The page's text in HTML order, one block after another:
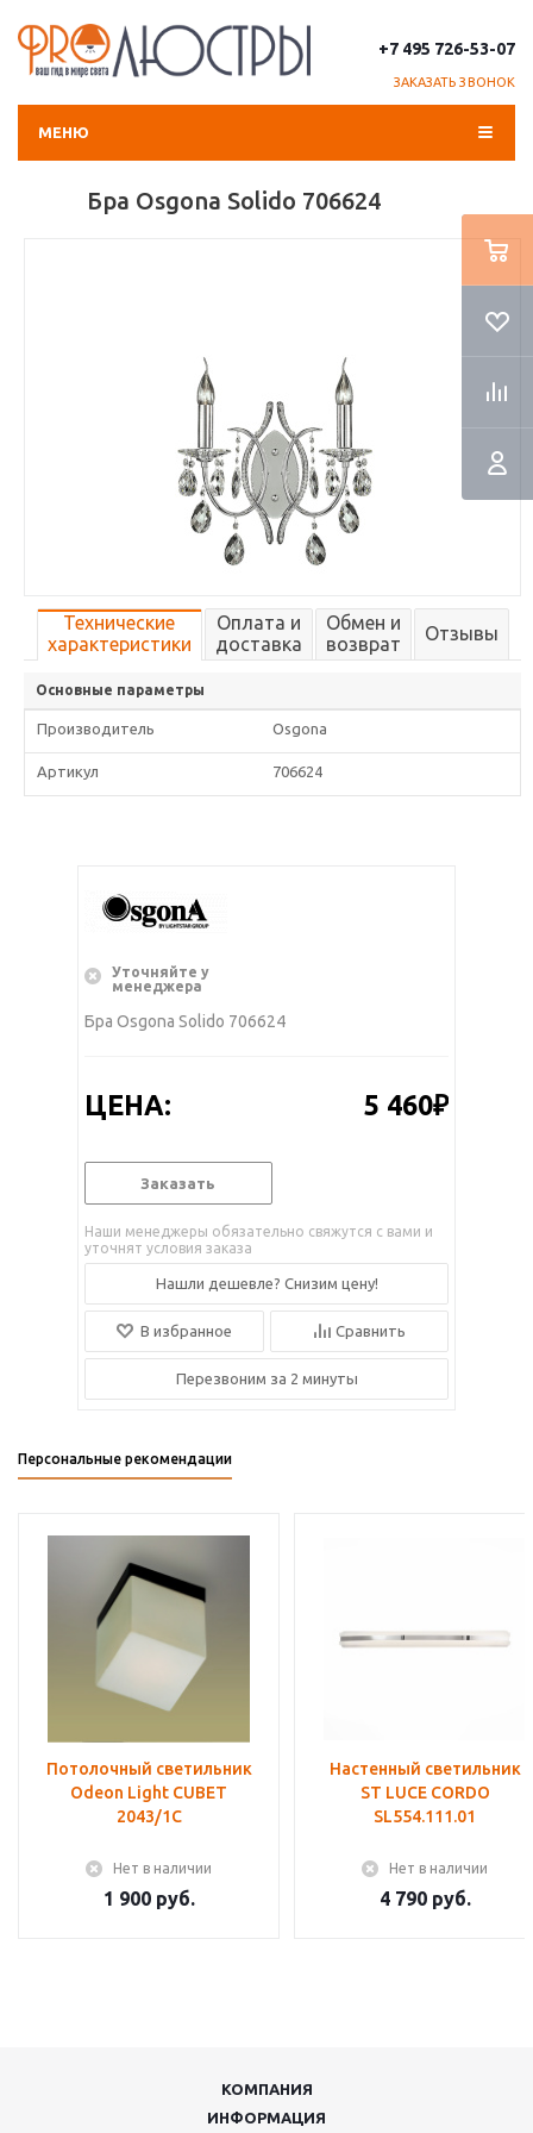
+7 495 726-53-07
ЗАКАЗАТЬ ЗВОНОК
МЕНЮ
Бра Osgona Solido 706624
Технические
характеристики
Оплата и
доставка
Обмен и
возврат
Отзывы
Основные параметры
Производитель Osgona
Артикул 706624
Уточняйте у
менеджера
Бра Osgona Solido 706624
ЦЕНА: 5 460₽
Заказать
Наши менеджеры обязательно свяжутся с вами и
уточнят условия заказа
Нашли дешевле? Снизим цену!
В избранное Сравнить
Перезвоним за 2 минуты
Персональные рекомендации
Потолочный светильник
Odeon Light CUBET
2043/1C
Нет в наличии
1 900 руб.
Настенный светильник
ST LUCE CORDO
SL554.111.01
Нет в наличии
4 790 руб.
КОМПАНИЯ
ИНФОРМАЦИЯ